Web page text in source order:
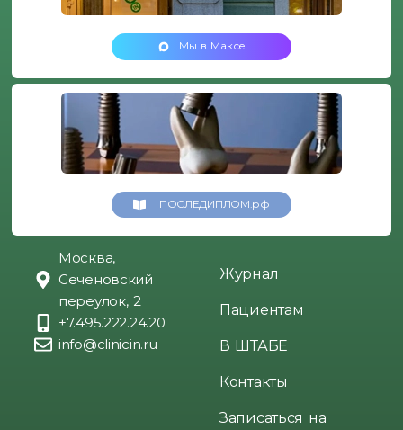
Мы в Максе
ПОСЛЕДИПЛОМ.рф
Москва,
Сеченовский
переулок, 2
+7.495.222.24.20
info@clinicin.ru
Журнал
Пациентам
В ШТАБЕ
Контакты
Записаться на